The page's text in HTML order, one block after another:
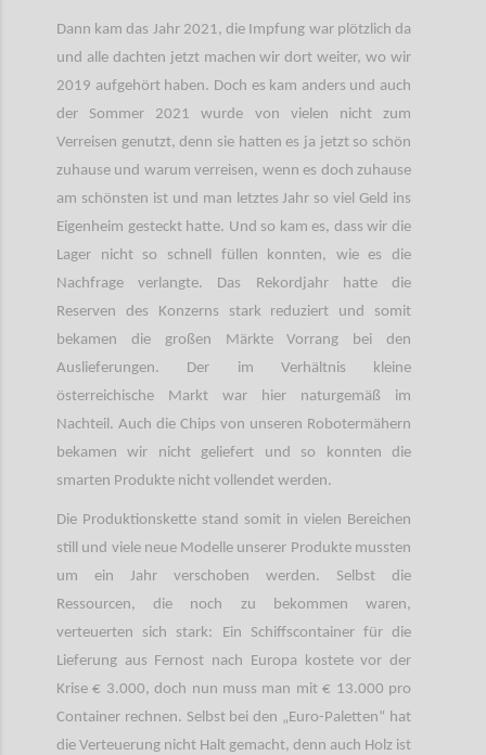
Dann kam das Jahr 2021, die Impfung war plötzlich da
und alle dachten jetzt machen wir dort weiter, wo wir
2019 aufgehört haben. Doch es kam anders und auch
der Sommer 2021 wurde von vielen nicht zum
Verreisen genutzt, denn sie hatten es ja jetzt so schön
zuhause und warum verreisen, wenn es doch zuhause
am schönsten ist und man letztes Jahr so viel Geld ins
Eigenheim gesteckt hatte. Und so kam es, dass wir die
Lager nicht so schnell füllen konnten, wie es die
Nachfrage verlangte. Das Rekordjahr hatte die
Reserven des Konzerns stark reduziert und somit
bekamen die großen Märkte Vorrang bei den
Auslieferungen. Der im Verhältnis kleine
österreichische Markt war hier naturgemäß im
Nachteil. Auch die Chips von unseren Robotermähern
bekamen wir nicht geliefert und so konnten die
smarten Produkte nicht vollendet werden.
Die Produktionskette stand somit in vielen Bereichen
still und viele neue Modelle unserer Produkte mussten
um ein Jahr verschoben werden. Selbst die
Ressourcen, die noch zu bekommen waren,
verteuerten sich stark: Ein Schiffscontainer für die
Lieferung aus Fernost nach Europa kostete vor der
Krise € 3.000, doch nun muss man mit € 13.000 pro
Container rechnen. Selbst bei den „Euro-Paletten“ hat
die Verteuerung nicht Halt gemacht, denn auch Holz ist